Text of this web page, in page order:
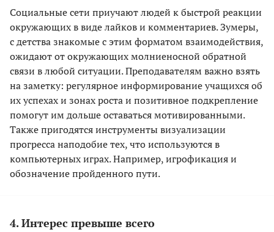
Социальные сети приучают людей к быстрой реакции
окружающих в виде лайков и комментариев. Зумеры,
с детства знакомые с этим форматом взаимодействия,
ожидают от окружающих молниеносной обратной
связи в любой ситуации. Преподавателям важно взять
на заметку: регулярное информирование учащихся об
их успехах и зонах роста и позитивное подкрепление
помогут им дольше оставаться мотивированными.
Также пригодятся инструменты визуализации
прогресса наподобие тех, что используются в
компьютерных играх. Например, игрофикация и
обозначение пройденного пути.
4. Интерес превыше всего